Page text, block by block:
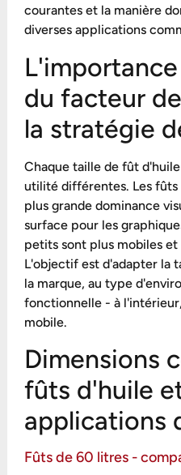
courantes et la manière
diverses applications
du facteur
la stratégie
Chaque taille de fût
utilité différentes. Les
plus grande dominance
surface pour les
petits sont plus mobiles
L'objectif est d'adapter la
la marque, au type
fonctionnelle - à
mobile.
Dimensions
fûts d'huile
applications
Fûts de 60 litres -